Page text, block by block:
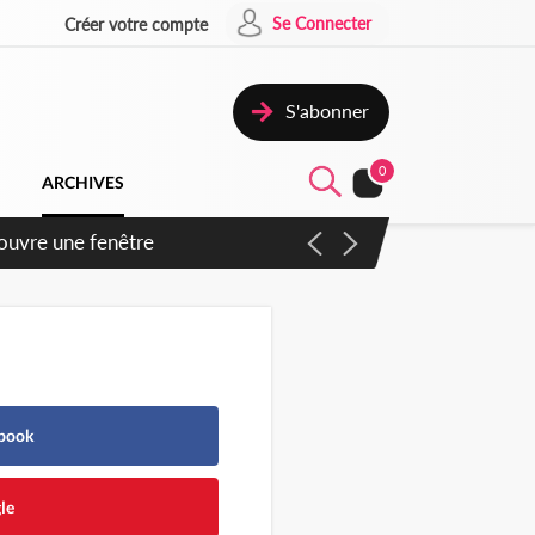
Créer votre compte Se Connecter
S'abonner
ARCHIVES
0
une fenêtre